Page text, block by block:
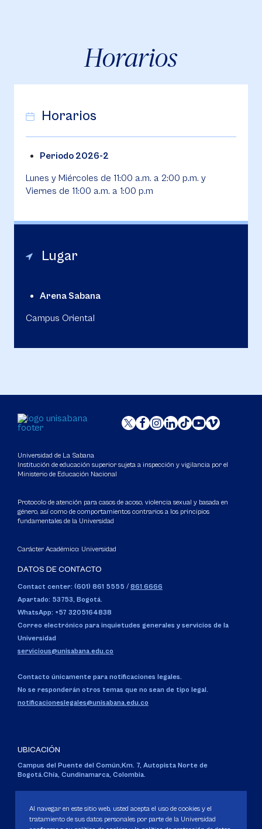
Horarios
Horarios
Periodo 2026-2
Lunes y Miércoles de 11:00 a.m. a 2:00 p.m. y
Viernes de 11:00 a.m. a 1:00 p.m
Lugar
Arena Sabana
Campus Oriental
Universidad de La Sabana
Institución de educación superior sujeta a inspección y vigilancia por el
Ministerio de Educación Nacional
Protocolo de atención para casos de acoso, violencia sexual y basada en
género, así como de comportamientos contrarios a los principios
fundamentales de la Universidad
Carácter Académico: Universidad
DATOS DE CONTACTO
Contact center: (601) 861 5555 / 861 6666
Apartado: 53753, Bogotá.
WhatsApp: +57 3205164838
Correo electrónico para inquietudes generales y servicios de la
Universidad
servicious@unisabana.edu.co
Contacto únicamente para notificaciones legales.
No se responderán otros temas que no sean de tipo legal.
notificacioneslegales@unisabana.edu.co
UBICACIÓN
Campus del Puente del Común,Km. 7, Autopista Norte de
Bogotá.Chía, Cundinamarca, Colombia.
Personería Jurídica:Resolución 130 del 14 de enero de 1980.
Ministerio de Educación Nacional.
Al navegar en este sitio web, usted acepta el uso de cookies y el
tratamiento de sus datos personales por parte de la Universidad